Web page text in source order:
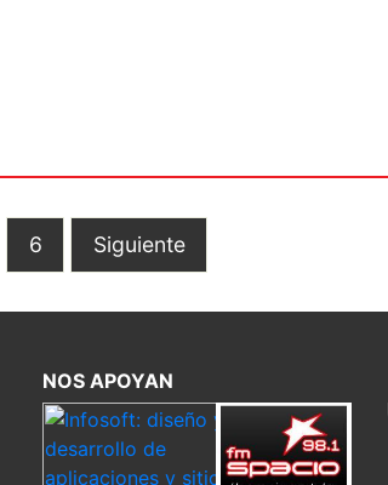
6 Siguiente
NOS APOYAN